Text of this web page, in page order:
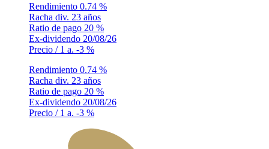
Rendimiento 0.74 %
Racha div. 23 años
Ratio de pago 20 %
Ex-dividendo 20/08/26
Precio / 1 a. -3 %
Rendimiento 0.74 %
Racha div. 23 años
Ratio de pago 20 %
Ex-dividendo 20/08/26
Precio / 1 a. -3 %